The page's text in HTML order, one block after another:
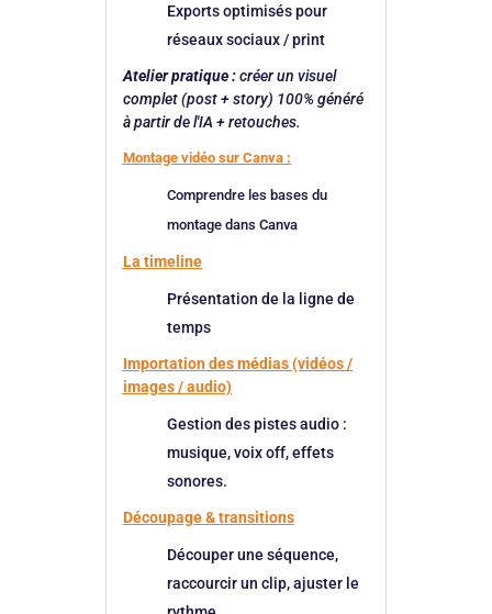
Exports optimisés pour
réseaux sociaux / print
Atelier pratique :créer un visuel
complet (post + story) 100% généré
à partir de l'IA + retouches.
Montage vidéo sur Canva :
Comprendre les bases du
montage dans Canva
La timeline
Présentation de la ligne de
temps
Importation des médias (vidéos /
images / audio)
Gestion des pistes audio :
musique, voix off, effets
sonores.
Découpage & transitions
Découper une séquence,
raccourcir un clip, ajuster le